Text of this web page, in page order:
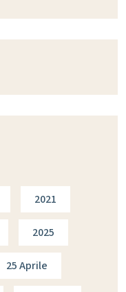
2021
2025
25 Aprile